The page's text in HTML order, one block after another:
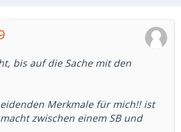
bis auf die Sache mit den
Merkmale für mich!! ist
zwischen einem SB und